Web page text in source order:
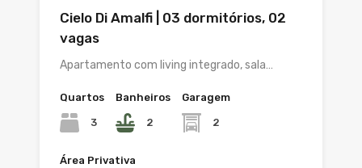
Cielo Di Amalfi | 03 dormitórios, 02
vagas
Apartamento com living integrado, sala…
Quartos
3
Banheiros
2
Garagem
2
Área Privativa